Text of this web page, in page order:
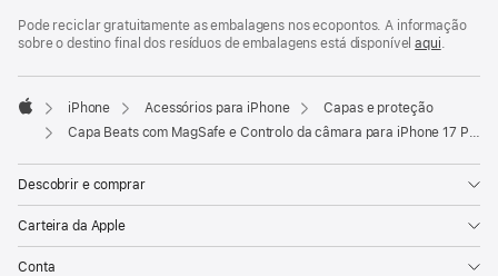
Pode reciclar gratuitamente as embalagens nos ecopontos. A informação
sobre o destino final dos resíduos de embalagens está disponívelaqui.
Apple
iPhone Acessórios para iPhone
Capas e proteção
Capa Beats com MagSafe e Controlo da câmara para iPhone 17 Pro - Azul basalto
Descobrir e comprar
Carteira da Apple
Conta